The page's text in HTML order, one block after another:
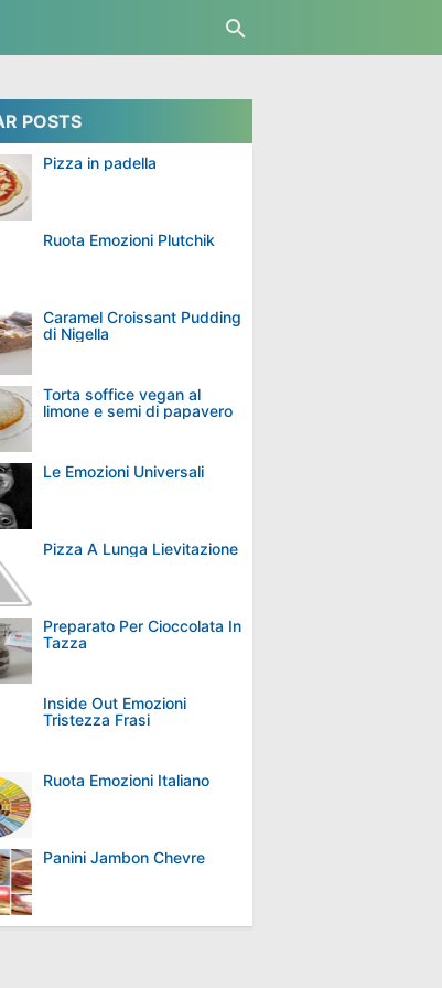
POSTS
Pizza in padella
Ruota Emozioni Plutchik
Caramel Croissant Pudding
di Nigella
Torta soffice vegan al
limone e semi di papavero
Le Emozioni Universali
Pizza A Lunga Lievitazione
Preparato Per Cioccolata In
Tazza
Inside Out Emozioni
Tristezza Frasi
Ruota Emozioni Italiano
Panini Jambon Chevre